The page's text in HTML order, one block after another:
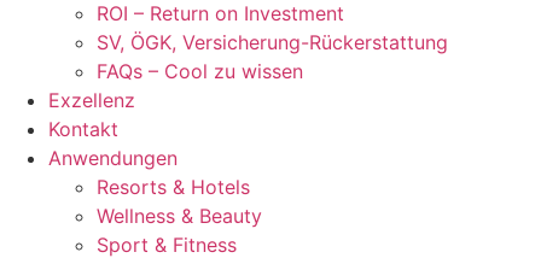
ROI – Return on Investment
SV, ÖGK, Versicherung-Rückerstattung
FAQs – Cool zu wissen
Exzellenz
Kontakt
Anwendungen
Resorts & Hotels
Wellness & Beauty
Sport & Fitness